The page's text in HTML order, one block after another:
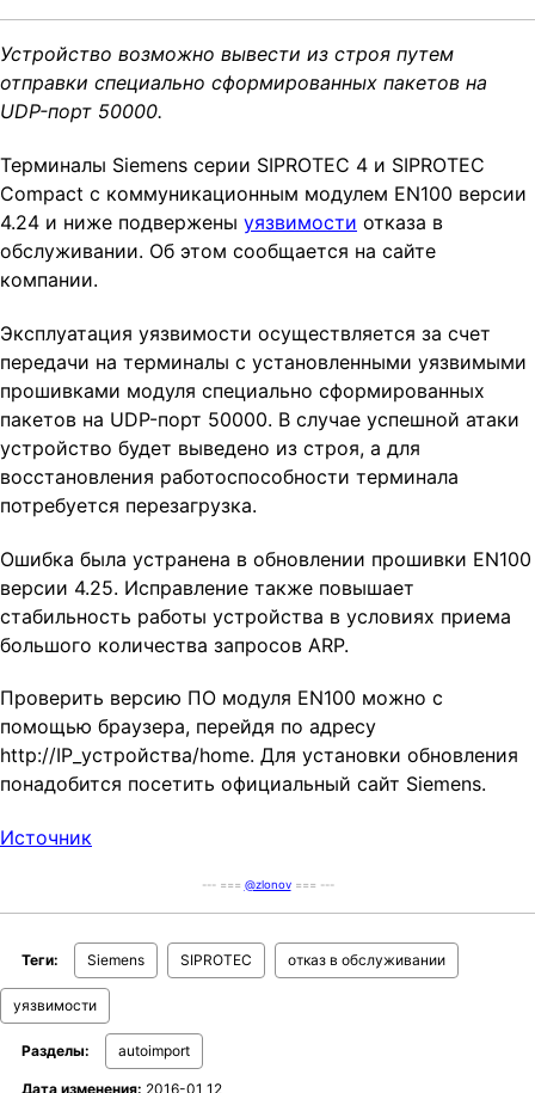
t
i
o
Устройство возможно вывести из строя путем
отправки специально сформированных пакетов на
UDP-порт 50000.
Терминалы Siemens серии SIPROTEC 4 и SIPROTEC
Compact с коммуникационным модулем EN100 версии
4.24 и ниже подвержены уязвимости отказа в
обслуживании. Об этом сообщается на сайте
компании.
Эксплуатация уязвимости осуществляется за счет
передачи на терминалы с установленными уязвимыми
прошивками модуля специально сформированных
пакетов на UDP-порт 50000. В случае успешной атаки
устройство будет выведено из строя, а для
восстановления работоспособности терминала
потребуется перезагрузка.
Ошибка была устранена в обновлении прошивки EN100
версии 4.25. Исправление также повышает
стабильность работы устройства в условиях приема
большого количества запросов ARP.
Проверить версию ПО модуля EN100 можно с
помощью браузера, перейдя по адресу
http://IP_устройства/home. Для установки обновления
понадобится посетить официальный сайт Siemens.
Источник
--- === @zlonov=== ---
Теги: Siemens SIPROTEC отказ в обслуживании
уязвимости
Разделы: autoimport
Дата изменения: 2016-01 12